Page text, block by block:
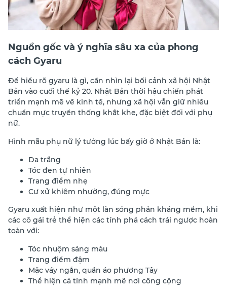
Nguồn gốc và ý nghĩa sâu xa của phong
cách Gyaru
Để hiểu rõ gyaru là gì, cần nhìn lại bối cảnh xã hội Nhật
Bản vào cuối thế kỷ 20. Nhật Bản thời hậu chiến phát
triển mạnh mẽ về kinh tế, nhưng xã hội vẫn giữ nhiều
chuẩn mực truyền thống khắt khe, đặc biệt đối với phụ
nữ.
Hình mẫu phụ nữ lý tưởng lúc bấy giờ ở Nhật Bản là:
Da trắng
Tóc đen tự nhiên
Trang điểm nhẹ
Cư xử khiêm nhường, đúng mực
Gyaru xuất hiện như một làn sóng phản kháng mềm, khi
các cô gái trẻ thể hiện các tính phá cách trái ngược hoàn
toàn với:
Tóc nhuộm sáng màu
Trang điểm đậm
Mặc váy ngắn, quần áo phương Tây
Thể hiện cá tính mạnh mẽ nơi công cộng